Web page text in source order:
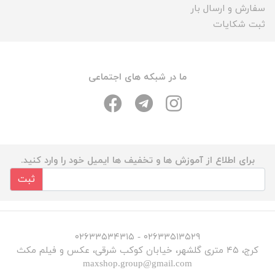
سفارش و ارسال بار
ثبت شکایات
ما در شبکه های اجتماعی
برای اطلاع از آموزش ها و تخفیف ها ایمیل خود را وارد کنید.
ثبت
۰۲۶۳۳۵۱۳۵۲۹ - ۰۲۶۳۳۵۳۴۳۱۵
کرج، ۴۵ متری گلشهر، خیابان کوکب شرقی، عکس و فیلم مکث
maxshop.group@gmail.com